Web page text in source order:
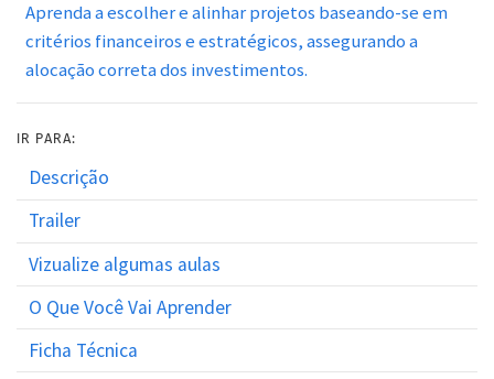
Aprenda a escolher e alinhar projetos baseando-se em
critérios financeiros e estratégicos, assegurando a
alocação correta dos investimentos.
IR PARA:
Descrição
Trailer
Vizualize algumas aulas
O Que Você Vai Aprender
Ficha Técnica